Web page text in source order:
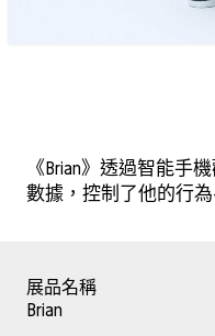
《Brian》透過智能手
數據，控制了他的行
展品名稱
Brian